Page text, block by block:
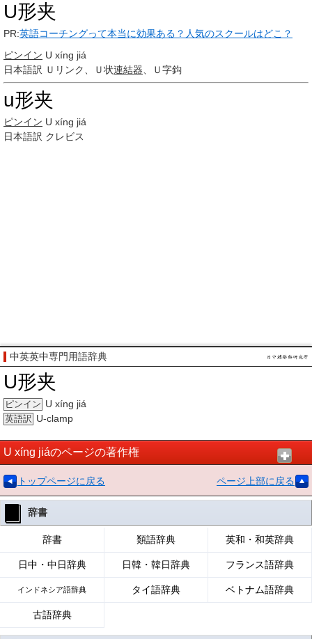
U形夹
PR:英語コーチングって本当に効果ある？人気のスクールはどこ？
ピンイン U xíng jiá
日本語訳 Ｕリンク、Ｕ状連結器 、Ｕ字鈎
u形夹
ピンイン U xíng jiá
日本語訳 クレビス
中英英中専門用語辞典
U形夹
ピンイン U xíng jiá
英語訳 U-clamp
U xíng jiáのページの著作権
トップページに戻る ページ上部に戻る
辞書
辞書 類語辞典 英和・和英辞典
日中・中日辞典 日韓・韓日辞典 フランス語辞典
インドネシア語辞典 タイ語辞典 ベトナム語辞典
古語辞典